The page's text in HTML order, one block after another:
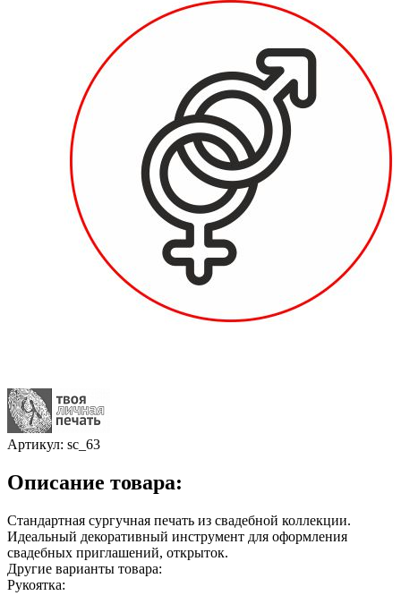
Артикул: sc_63
Описание товара:
Стандартная сургучная печать из свадебной коллекции.
Идеальный декоративный инструмент для оформления
свадебных приглашений, открыток.
Другие варианты товара:
Рукоятка: